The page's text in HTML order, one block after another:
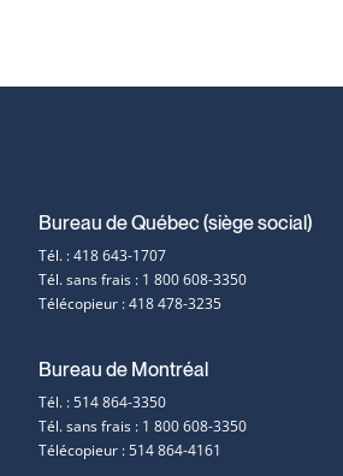
Coordonnées
et
contact
Bureau de Québec (siège social)
Tél. : 418 643-1707
Tél. sans frais : 1 800 608-3350
Télécopieur : 418 478-3235
Bureau de Montréal
Tél. : 514 864-3350
Tél. sans frais : 1 800 608-3350
Télécopieur : 514 864-4161